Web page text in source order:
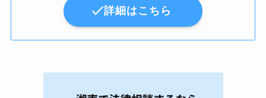
詳細はこちら